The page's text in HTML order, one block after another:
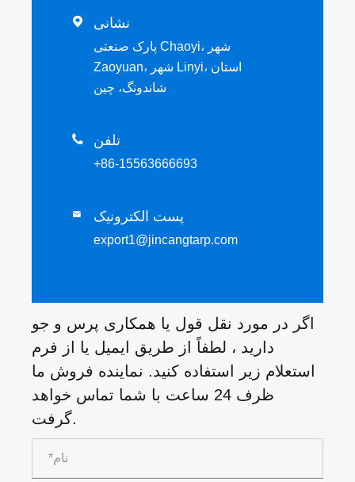
 نشانی
پارک صنعتی Chaoyi، شهر
Zaoyuan، شهر Linyi، استان
شاندونگ، چین
 تلفن
+86-15563666693
 پست الکترونیک
export1@jincangtarp.com
اگر در مورد نقل قول یا همکاری پرس و جو
دارید ، لطفاً از طریق ایمیل یا از فرم
استعلام زیر استفاده کنید. نماینده فروش ما
ظرف 24 ساعت با شما تماس خواهد
گرفت.